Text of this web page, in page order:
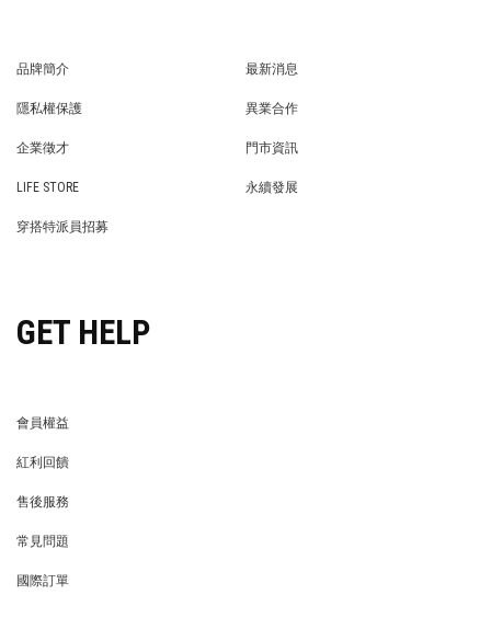
品牌簡介
最新消息
隱私權保護
異業合作
企業徵才
門市資訊
LIFE STORE
永續發展
穿搭特派員招募
GET HELP
會員權益
紅利回饋
售後服務
常見問題
國際訂單